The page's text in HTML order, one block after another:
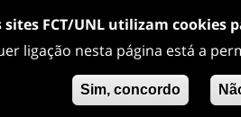
sites FCT/UNL utilizam cookies
ligação nesta página está a
Sim, concordo